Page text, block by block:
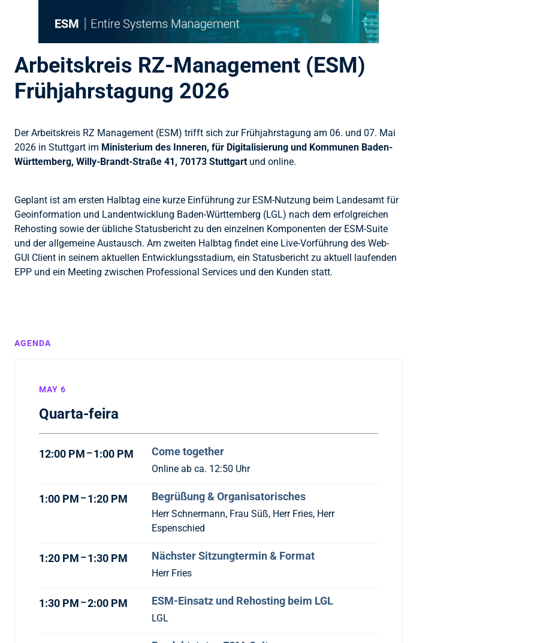
Arbeitskreis RZ-Management (ESM)
Frühjahrstagung 2026
Der Arbeitskreis RZ Management (ESM) trifft sich zur Frühjahrstagung am 06. und 07. Mai
2026 in Stuttgart im Ministerium des Inneren, für Digitalisierung und Kommunen Baden-
Württemberg, Willy-Brandt-Straße 41, 70173 Stuttgartund online.
Geplant ist am ersten Halbtag eine kurze Einführung zur ESM-Nutzung beim Landesamt für
Geoinformation und Landentwicklung Baden-Württemberg (LGL) nach dem erfolgreichen
Rehosting sowie der übliche Statusbericht zu den einzelnen Komponenten der ESM-Suite
und der allgemeine Austausch. Am zweiten Halbtag findet eine Live-Vorführung des Web-
GUI Client in seinem aktuellen Entwicklungsstadium, ein Statusbericht zu aktuell laufenden
EPP und ein Meeting zwischen Professional Services und den Kunden statt.
AGENDA
MAY 6
Quarta-feira
12:00 PM –1:00 PM Come together
Online ab ca. 12:50 Uhr
1:00 PM –1:20 PM Begrüßung & Organisatorisches
Herr Schnermann, Frau Süß, Herr Fries, Herr
Espenschied
1:20 PM –1:30 PM Nächster Sitzungtermin & Format
Herr Fries
1:30 PM –2:00 PM ESM-Einsatz und Rehosting beim LGL
LGL